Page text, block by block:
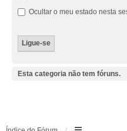
Ocultar o meu estado nesta
Esta categoria não tem fóruns.